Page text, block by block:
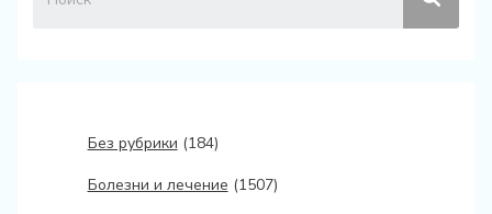
Без рубрики (184)
Болезни и лечение (1507)